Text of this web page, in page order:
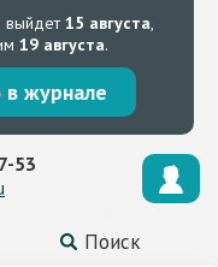
выйдет15 августа,
19 августа.
в журнале
Поиск
53